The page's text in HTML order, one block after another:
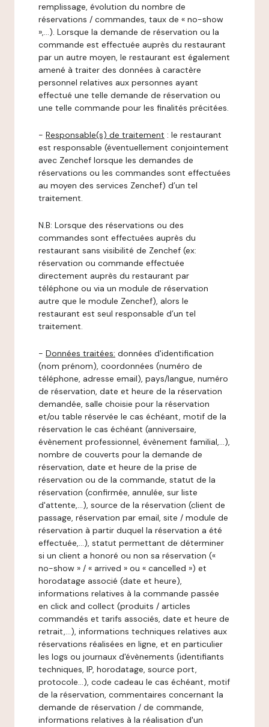
remplissage, évolution du nombre de
réservations / commandes, taux de « no-show
»,…). Lorsque la demande de réservation ou la
commande est effectuée auprès du restaurant
par un autre moyen, le restaurant est également
amené à traiter des données à caractère
personnel relatives aux personnes ayant
effectué une telle demande de réservation ou
une telle commande pour les finalités précitées.
- Responsable(s) de traitement : le restaurant
est responsable (éventuellement conjointement
avec Zenchef lorsque les demandes de
réservations ou les commandes sont effectuées
au moyen des services Zenchef) d’un tel
traitement.
N.B: Lorsque des réservations ou des
commandes sont effectuées auprès du
restaurant sans visibilité de Zenchef (ex:
réservation ou commande effectuée
directement auprès du restaurant par
téléphone ou via un module de réservation
autre que le module Zenchef), alors le
restaurant est seul responsable d’un tel
traitement.
- Données traitées: données d'identification
(nom prénom), coordonnées (numéro de
téléphone, adresse email), pays/langue, numéro
de réservation, date et heure de la réservation
demandée, salle choisie pour la réservation
et/ou table réservée le cas échéant, motif de la
réservation le cas échéant (anniversaire,
évènement professionnel, évènement familial,…),
nombre de couverts pour la demande de
réservation, date et heure de la prise de
réservation ou de la commande, statut de la
réservation (confirmée, annulée, sur liste
d'attente,…), source de la réservation (client de
passage, réservation par email, site / module de
réservation à partir duquel la réservation a été
effectuée,…), statut permettant de déterminer
si un client a honoré ou non sa réservation («
no-show » / « arrived » ou « cancelled ») et
horodatage associé (date et heure),
informations relatives à la commande passée
en click and collect (produits / articles
commandés et tarifs associés, date et heure de
retrait,…), informations techniques relatives aux
réservations réalisées en ligne, et en particulier
les logs ou journaux d'évènements (identifiants
techniques, IP, horodatage, source port,
protocole…), code cadeau le cas échéant, motif
de la réservation, commentaires concernant la
demande de réservation / de commande,
informations relatives à la réalisation d'un